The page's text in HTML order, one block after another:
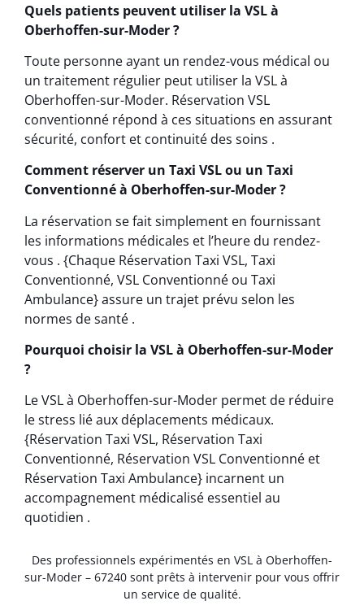
Quels patients peuvent utiliser la VSL à
Oberhoffen-sur-Moder ?
Toute personne ayant un rendez-vous médical ou
un traitement régulier peut utiliser la VSL à
Oberhoffen-sur-Moder. Réservation VSL
conventionné répond à ces situations en assurant
sécurité, confort et continuité des soins .
Comment réserver un Taxi VSL ou un Taxi
Conventionné à Oberhoffen-sur-Moder ?
La réservation se fait simplement en fournissant
les informations médicales et l’heure du rendez-
vous . {Chaque Réservation Taxi VSL, Taxi
Conventionné, VSL Conventionné ou Taxi
Ambulance} assure un trajet prévu selon les
normes de santé .
Pourquoi choisir la VSL à Oberhoffen-sur-Moder
?
Le VSL à Oberhoffen-sur-Moder permet de réduire
le stress lié aux déplacements médicaux.
{Réservation Taxi VSL, Réservation Taxi
Conventionné, Réservation VSL Conventionné et
Réservation Taxi Ambulance} incarnent un
accompagnement médicalisé essentiel au
quotidien .
Des professionnels expérimentés en VSL à Oberhoffen-
sur-Moder – 67240 sont prêts à intervenir pour vous offrir
un service de qualité.